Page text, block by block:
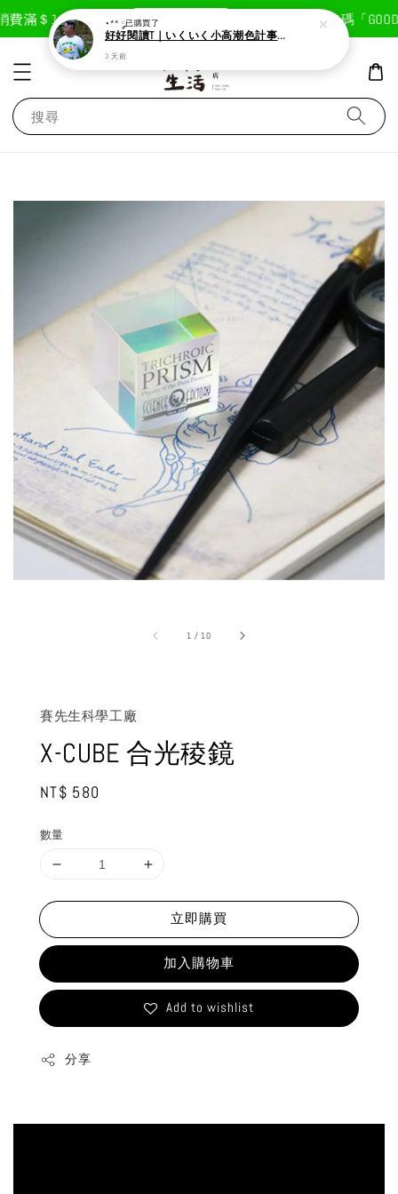
滿＄1800免運費 現在去購物！ 首次註冊輸入折扣碼「
搜尋
1 / 10
賽先生科學工廠
X-CUBE 合光稜鏡
Regular
NT$ 580
數量
立即購買
加入購物車
Add to wishlist
分享
⋆** ༘已購買了
好好閱讀T｜いくいく小高潮色計事務所X好好生活書店聯名款
3 天前